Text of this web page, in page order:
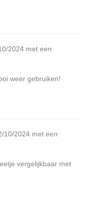
2024 met een
weer gebruiken!
10/2024 met een
vergelijkbaar met